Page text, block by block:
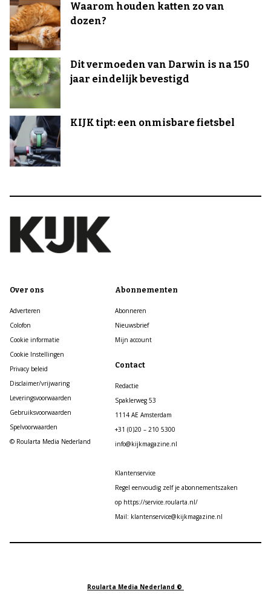
Waarom houden katten zo van
dozen?
Dit vermoeden van Darwin is na 150
jaar eindelijk bevestigd
KIJK tipt: een onmisbare fietsbel
Over ons
Adverteren
Colofon
Cookie informatie
Cookie Instellingen
Privacy beleid
Disclaimer/vrijwaring
Leveringsvoorwaarden
Gebruiksvoorwaarden
Spelvoorwaarden
© Roularta Media Nederland
Abonnementen
Abonneren
Nieuwsbrief
Mijn account
Contact
Redactie
Spaklerweg 53
1114 AE Amsterdam
+31 (0)20 – 210 5300
info@kijkmagazine.nl
Klantenservice
Regel eenvoudig zelf je abonnementszaken
op https://service.roularta.nl/
Mail: klantenservice@kijkmagazine.nl
Roularta Media Nederland ©